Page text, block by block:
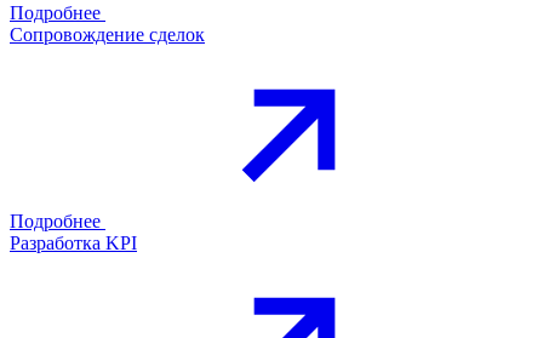
Подробнее
Сопровождение сделок
Подробнее
Разработка KPI